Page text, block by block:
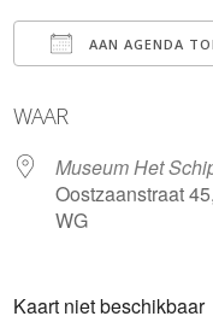
AAN AGENDA
WAAR
Museum Het
Oostzaanstraat
WG
Kaart niet beschikbaar